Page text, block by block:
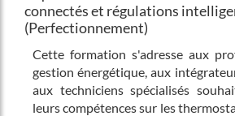
connectés et régulations
(Perfectionnement)
Cette formation s'adresse aux
gestion énergétique, aux
aux techniciens spécialisés
leurs compétences sur les